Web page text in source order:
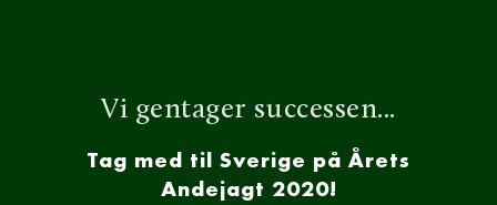
Vi gentager successen...
Tag med til Sverige på Årets
Andejagt 2020!